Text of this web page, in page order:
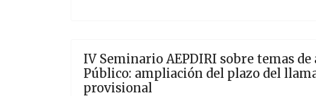
IV Seminario AEPDIRI sobre temas
Público: ampliación del plazo del
provisional